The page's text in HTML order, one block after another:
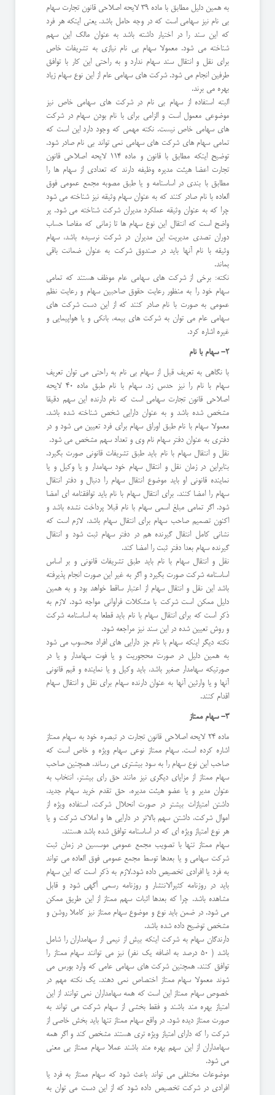
به همین دلیل مطابق با ماده 39 لایحه اصلاحی قانون تجارت سهام
بی نام نیز سهامی است که در وجه حامل باشد. یعنی اینکه هر فرد
که این سند را در اختیار داشته باشد به عنوان مالک این سهم
شناخته می شود. معمولا سهام بی نام نیازی به تشریفات خاص
برای نقل و انتقال سند سهام ندارد و به راحتی این کار با توافق
طرفین انجام می شود. شرکت های سهامی عام از این نوع سهام زیاد
بهره می برند.
البته استفاده از سهام بی نام در شرکت های سهامی خاص نیز
موضوعی معمول است و الزامی برای با نام بودن سهام در شرکت
های سهامی خاص نیست. نکته مهمی که وجود دارد این است که
تمامی سهام های شرکت های سهامی نمی تواند بی نام صادر شود.
توضیح اینکه مطابق با قانون و ماده 114 لایحه اصلاحی قانون
تجارت اعضا هیئت مدیره وظیفه دارند که تعدادی از سهام ها را
مطابق با بندی در اساسنامه و یا طبق مصوبه مجمع عمومی فوق
العاده با نام صادر کنند که به عنوان سهام وثیقه نیز شناخته می شود
چرا که به عنوان وثیقه عملکرد مدیران شرکت شناخته می شود. پر
واضح است که انتقال این نوع سهام ها تا زمانی که مفاصا حساب
دوران تصدی مدیریت این مدیران در شرکت نرسیده باشد، سهام
وثیقه با نام آنها باید در صندوق شرکت به عنوان ضمانت باقی
بماند.
نکته: برخی از شرکت های سهامی عام موظف هستند که تمامی
سهام خود را به منظور رعایت حقوق صاحبین سهام و رعایت نظم
عمومی به صورت با نام صادر کنند که از این دست شرکت های
سهامی عام می توان به شرکت های بیمه، بانکی و یا هواپیمایی و
غیره اشاره کرد.
2- سهام با نام
با نگاهی به تعریف قبل از سهام بی نام به راحتی می توان تعریف
سهام با نام را نیز حدس زد. سهام با نام طبق ماده 40 لایحه
اصلاحی قانون تجارت سهامی است که نام دارنده این سهم دقیقا
مشخص شده باشد و به عنوان دارایی شخص شناخته شده باشد.
معمولا سهام با نام طبق اوراق سهام برای فرد تعیین می شود و در
دفتری به عنوان دفتر سهام نام وی و تعداد سهم مشخص می شود.
نقل و انتقال سهام با نام باید طبق تشریفات قانونی صورت بگیرد.
بنابراین در زمان نقل و انتقال سهام خود سهامدار و یا وکیل و یا
نماینده قانونی او باید موضوع انتقال سهام را دنبال و دفتر انتقال
سهام را امضا کنند. برای انتقال سهام با نام باید توافقنامه ای امضا
شود. اگر تمامی مبلغ اسمی سهام با نام قبلا پرداخت نشده باشد و
اکنون تصمیم صاحب سهام برای انتقال سهام باشد، لازم است که
نشانی کامل انتقال گیرنده هم در دفتر سهام ثبت شود و انتقال
گیرنده سهام بعدا دفتر ثبت را امضا کند.
نقل و انتقال سهام با نام باید طبق تشریفات قانونی و بر اساس
اساسنامه شرکت صورت بگیرد و اگر به غیر این صورت انجام پذیرفته
باشد این نقل و انتقال سهام از اعتبار ساقط خواهد بود و به همین
دلیل ممکن است شرکت با مشکلات فراوانی مواجه شود. لازم به
ذکر است که برای انتقال سهام با نام باید قطعا به اساسنامه شرکت
و روش تعیین شده در این سند نیز مراجعه شود.
نکته دیگر اینکه سهام با نام جز دارایی های افراد محسوب می شود
به همین دلیل در صورت محجوریت و یا فوت سهامدار و یا در
صورتیکه سهامدار صغیر باشد، باید وکیل و یا نماینده و قیم قانونی
آنها و یا وارثین آنها به عنوان دارنده سهام برای نقل و انتقال سهام
اقدام کنند.
3- سهام ممتاز
ماده 24 لایحه اصلاحی قانون تجارت در تبصره خود به سهام ممتاز
اشاره کرده است. سهام ممتاز نوعی سهام ویژه و خاص است که
صاحب این نوع سهام را به سود بیشتری می رساند. همچنین صاحب
سهام ممتاز از مزایای دیگری نیز مانند حق رای بیشتر، انتخاب به
عنوان مدیر و یا عضو هیئت مدیره، حق تقدم خرید سهام جدید،
داشتن امتیازات بیشتر در صورت انحلال شرکت، استفاده ویژه از
اموال شرکت، داشتن سهم بالاتر در دارایی ها و املاک شرکت و یا
هر نوع امتیاز ویژه ای که در اساسنامه توافق شده باشد هستند.
سهام ممتاز تنها با تصویب مجمع عمومی موسسین در زمان ثبت
شرکت سهامی و یا بعدها توسط مجمع عمومی فوق العاده می تواند
به فرد یا افرادی تخصیص داده شود.لازم به ذکر است که این سهام
باید در روزنامه کثیرالانتشار و روزنامه رسمی آگهی شود و قابل
مشاهده باشد. چرا که بعدها اثبات سهم ممتاز از این طریق ممکن
می شود. در ضمن باید نوع و موضوع سهام ممتاز نیز کاملا روشن و
مشخص توضیح داده شده باشد.
دارندگان سهام به شرکت اینکه بیش از نیمی از سهامداران را شامل
باشد ( 50 درصد به اضافه یک نفر) نیز می توانند سهام ممتاز را
توافق کنند. همچنین شرکت های سهامی عامی که وارد بورس می
شوند معمولا سهام ممتاز اختصاص نمی دهند. یک نکته مهم در
خصوص سهام ممتاز این است که همه سهامداران نمی توانند از این
امتیاز بهره مند باشند و فقط بخشی از سهام شرکت می تواند به
صورت ممتاز دیده شود. در واقع سهام ممتاز تنها باید بخش خاصی از
شرکت را که دارای امتیاز ویژه تری هستند مشخص کند و اگر همه
سهامداران از این سهم بهره مند باشند عملا سهام ممتاز بی معنی
می شود.
موضوعات مختلفی می تواند باعث شود که سهام ممتاز به فرد یا
افرادی در شرکت تخصیص داده شود که از این دست می توان به